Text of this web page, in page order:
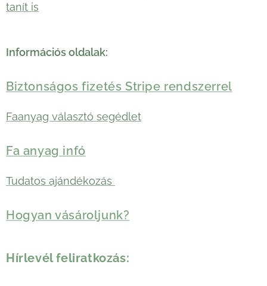
tanít is
Információs oldalak:
Biztonságos fizetés Stripe rendszerrel
Faanyag választó segédlet
Fa anyag infó
Tudatos ajándékozás
Hogyan vásároljunk?
Hírlevél feliratkozás: